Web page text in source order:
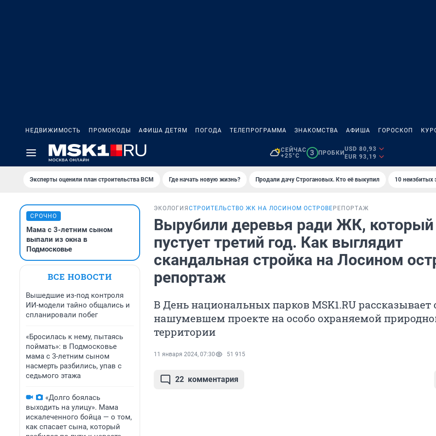
НЕДВИЖИМОСТЬ ПРОМОКОДЫ АФИША ДЕТЯМ ПОГОДА ТЕЛЕПРОГРАММА ЗНАКОМСТВА АФИША ГОРОСКОП
СЕЙЧАС
+25°C
3 ПРОБКИ
USD 80,93
EUR 93,19
Эксперты оценили план строительства ВСМ Где начать новую жизнь? Продали дачу Строгановых. Кто её выкупил 10 неизбитых
СРОЧНО
Мама с 3-летним сыном
выпали из окна в
Подмосковье
ВСЕ НОВОСТИ
Вышедшие из-под контроля
ИИ-модели тайно общались и
спланировали побег
«Бросилась к нему, пытаясь
поймать»: в Подмосковье
мама с 3-летним сыном
насмерть разбились, упав с
седьмого этажа
«Долго боялась
выходить на улицу». Мама
искалеченного бойца — о том,
как спасает сына, который
ЭКОЛОГИЯ СТРОИТЕЛЬСТВО ЖК НА ЛОСИНОМ ОСТРОВЕ РЕПОРТАЖ
Вырубили деревья ради ЖК, который
пустует третий год. Как выглядит
скандальная стройка на Лосином
репортаж
В День национальных парков MSK1.RU рассказывает
нашумевшем проекте на особо охраняемой
территории
11 января 2024, 07:30 51 915
22 комментария